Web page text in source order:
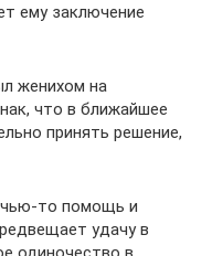
ему заключение
женихом на
что в ближайшее
принять решение,
чью-то помощь и
удачу в